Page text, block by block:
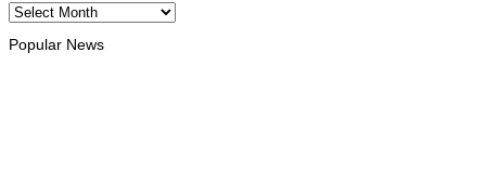
Archives
Popular News